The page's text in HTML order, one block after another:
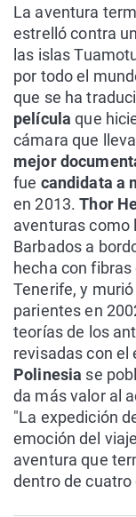
La aventura
estrelló contra
las islas
por todo el
que se ha
película que
cámara que
mejor
fue candidata a
en 2013.Thor
aventuras como
Barbados a
hecha con
Tenerife, y
parientes en
teorías de los
revisadas con el
Polinesia se
da más valor al
"La expedición
emoción del
aventura que
dentro de cuatro